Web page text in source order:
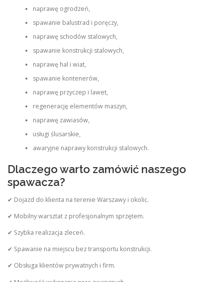
naprawę ogrodzeń,
spawanie balustrad i poręczy,
naprawę schodów stalowych,
spawanie konstrukcji stalowych,
naprawę hal i wiat,
spawanie kontenerów,
naprawę przyczep i lawet,
regenerację elementów maszyn,
naprawę zawiasów,
usługi ślusarskie,
awaryjne naprawy konstrukcji stalowych.
Dlaczego warto zamówić naszego
spawacza?
✔ Dojazd do klienta na terenie Warszawy i okolic.
✔ Mobilny warsztat z profesjonalnym sprzętem.
✔ Szybka realizacja zleceń.
✔ Spawanie na miejscu bez transportu konstrukcji.
✔ Obsługa klientów prywatnych i firm.